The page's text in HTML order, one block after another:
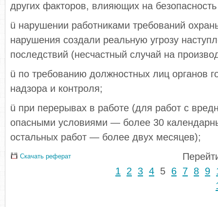
других факторов, влияющих на
ü нарушении работниками требований
нарушения создали реальную угрозу
последствий (несчастный случай на
ü по требованию должностных лиц органов
надзора и контроля;
ü при перерывах в работе (для работ с
опасными условиями — более 30
остальных работ — более двух месяцев);
Скачать реферат
1
2 3 4 5 6 7 8 9